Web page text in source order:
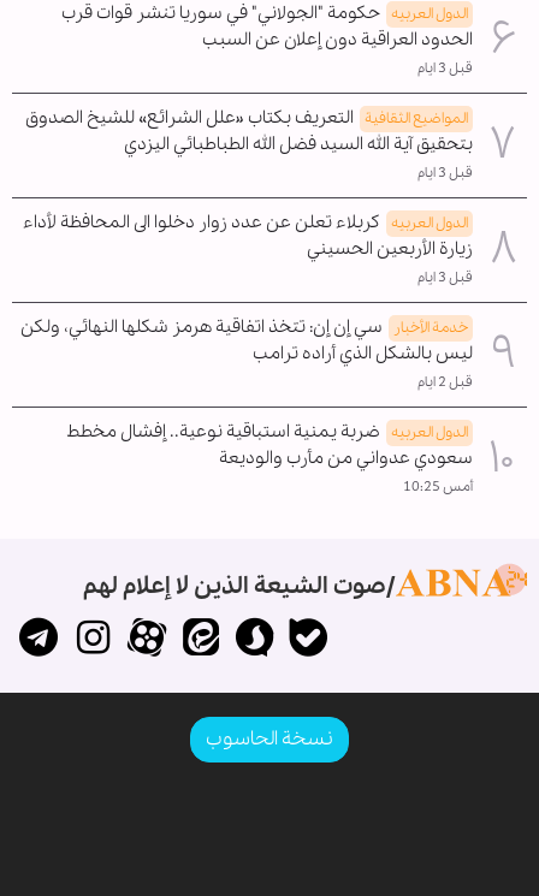
الدول العربیه حكومة "الجولاني" في سوريا تنشر قوات قرب
الحدود العراقية دون إعلان عن السبب
قبل 3 ايام
المواضیع الثقافية التعريف بكتاب «علل الشرائع» للشيخ الصدوق
بتحقيق آية الله السيد فضل الله الطباطبائي اليزدي
قبل 3 ايام
الدول العربیه كربلاء تعلن عن عدد زوار دخلوا الى المحافظة لأداء
زيارة الأربعين الحسيني
قبل 3 ايام
خدمة الأخبار
سي إن إن: تتخذ اتفاقية هرمز شكلها النهائي، ولكن
ليس بالشكل الذي أراده ترامب
قبل 2 ايام
الدول العربیه ضربة يمنية استباقية نوعية.. إفشال مخطط
سعودي عدواني من مأرب والوديعة
أمس 10:25
صوت الشيعة الذين لا إعلام لهم
نسخة الحاسوب